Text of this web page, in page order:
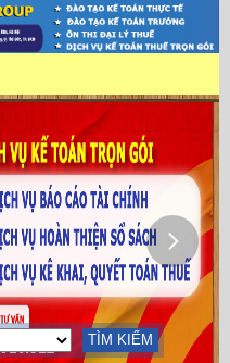
TÌM KIẾM